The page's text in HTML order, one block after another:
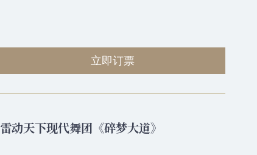
立即订票
雷动天下现代舞团《碎梦大道》